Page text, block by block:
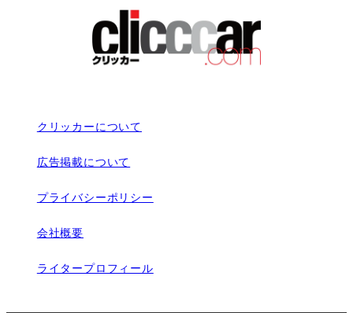
クリッカーについて
広告掲載について
プライバシーポリシー
会社概要
ライタープロフィール